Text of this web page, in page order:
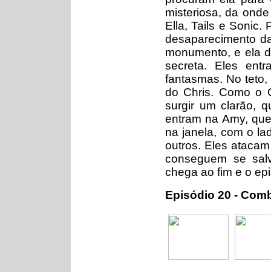
misteriosa, da
Ella, Tails e Sonic.
desaparecimento
monumento, e ela
secreta. Eles
fantasmas. No
do Chris. Como o
surgir um clarão,
entram na Amy,
na janela, com o
outros. Eles
conseguem se
chega ao fim e o
Episódio 20 -